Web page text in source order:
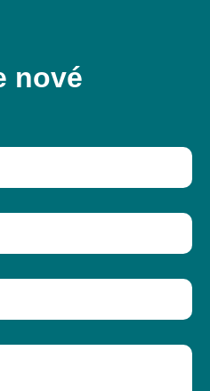
nové